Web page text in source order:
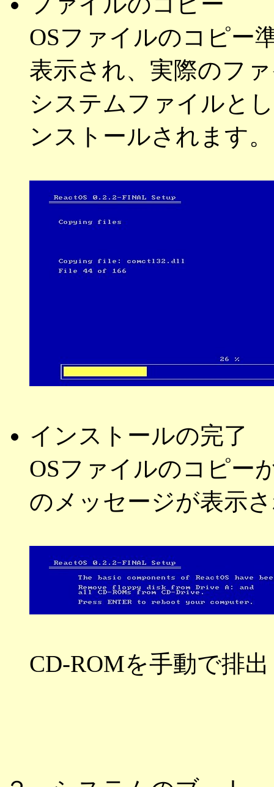
OSファイルのコピー
表示され、実際のフ
システムファイルと
ンストールされます。
インストールの完了
OSファイルのコピー
のメッセージが表示
CD-ROMを手動で排